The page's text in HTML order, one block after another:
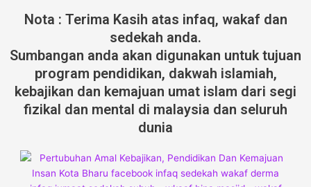
Nota : Terima Kasih atas infaq, wakaf dan
sedekah anda.
Sumbangan anda akan digunakan untuk tujuan
program pendidikan, dakwah islamiah,
kebajikan dan kemajuan umat islam dari segi
fizikal dan mental di malaysia dan seluruh
dunia